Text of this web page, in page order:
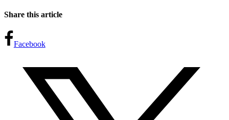
Share this article
Facebook